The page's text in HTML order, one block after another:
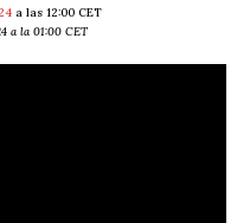
a las 12:00 CET
a la 01:00 CET